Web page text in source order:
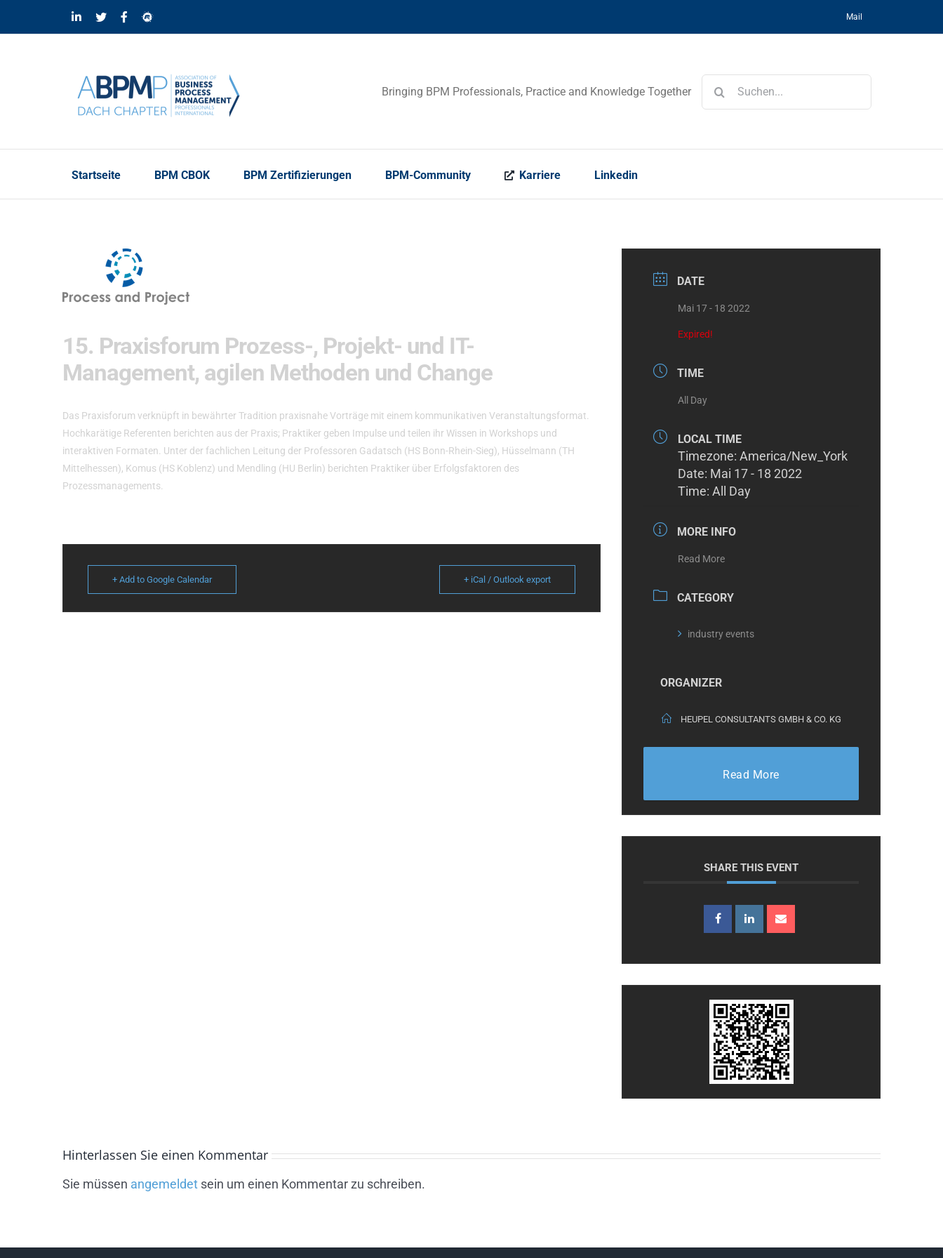
LinkedIn
TwitterFacebookMeetup Mail
Bringing BPM Professionals, Practice and Knowledge Together
nach:
Startseite BPM CBOK BPM Zertifizierungen BPM-Community Karriere Linkedin
15. Praxisforum Prozess-, Projekt- und IT-
Management, agilen Methoden und Change
Das Praxisforum verknüpft in bewährter Tradition praxisnahe Vorträge mit einem kommunikativen Veranstaltungsformat.
Hochkarätige Referenten berichten aus der Praxis; Praktiker geben Impulse und teilen ihr Wissen in Workshops und
interaktiven Formaten. Unter der fachlichen Leitung der Professoren Gadatsch (HS Bonn-Rhein-Sieg), Hüsselmann (TH
Mittelhessen), Komus (HS Koblenz) und Mendling (HU Berlin) berichten Praktiker über Erfolgsfaktoren des
Prozessmanagements.
+ Add to Google Calendar + iCal / Outlook export
DATE
Mai 17 - 18 2022
Expired!
TIME
All Day
LOCAL TIME
Timezone:America/New_York
Date: Mai 17 - 18 2022
Time:All Day
MORE INFO
Read More
CATEGORY
industry events
ORGANIZER
HEUPEL CONSULTANTS GMBH & CO. KG
Read More
SHARE THIS EVENT
Hinterlassen Sie einen Kommentar
Sie müssen angemeldet sein um einen Kommentar zu schreiben.